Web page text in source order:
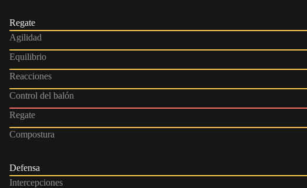
Regate
Agilidad
Equilibrio
Reacciones
Control del balón
Regate
Compostura
Defensa
Intercepciones